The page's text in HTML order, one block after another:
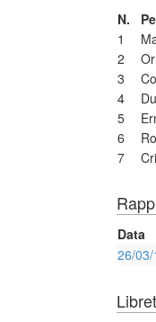
N.
1
2
3
4
5
6
7
Data
26/